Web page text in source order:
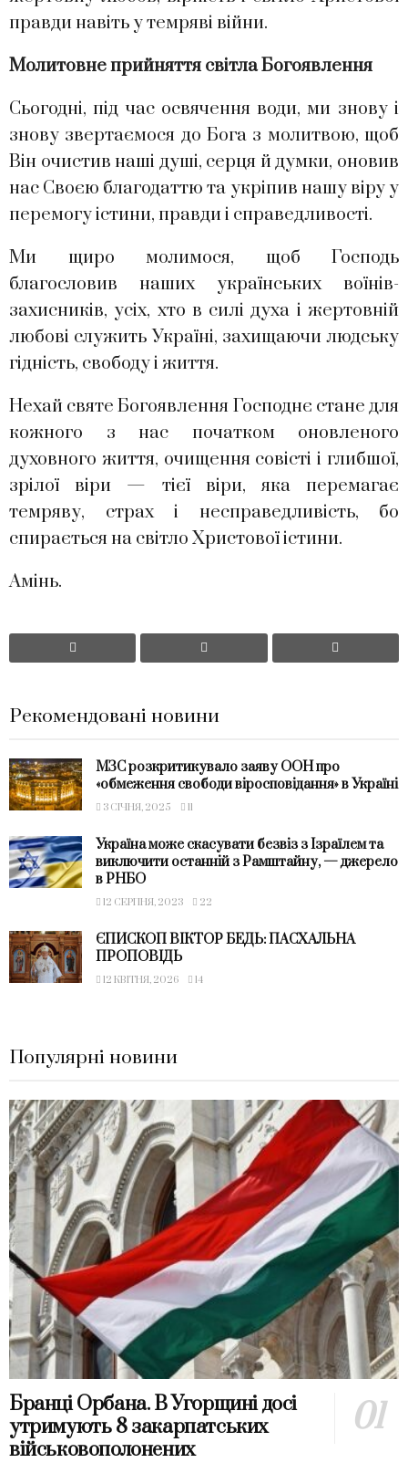
правди навіть у темряві війни.
Молитовне прийняття світла Богоявлення
Сьогодні, під час освячення води, ми знову і
знову звертаємося до Бога з молитвою, щоб
Він очистив наші душі, серця й думки, оновив
нас Своєю благодаттю та укріпив нашу віру у
перемогу істини, правди і справедливості.
Ми щиро молимося, щоб Господь
благословив наших українських воїнів-
захисників, усіх, хто в силі духа і жертовній
любові служить Україні, захищаючи людську
гідність, свободу і життя.
Нехай святе Богоявлення Господнє стане для
кожного з нас початком оновленого
духовного життя, очищення совісті і глибшої,
зрілої віри — тієї віри, яка перемагає
темряву, страх і несправедливість, бо
спирається на світло Христової істини.
Амінь.
Рекомендовані новини
МЗС розкритикувало заяву ООН про
«обмеження свободи віросповідання» в Україні
3 СІЧНЯ, 2025 11
Україна може скасувати безвіз з Ізраїлем та
виключити останній з Рамштайну, — джерело
в РНБО
12 СЕРПНЯ, 2023 22
ЄПИСКОП ВІКТОР БЕДЬ: ПАСХАЛЬНА
ПРОПОВІДЬ
12 КВІТНЯ, 2026 14
Популярні новини
Бранці Орбана. В Угорщині досі
утримують 8 закарпатських
військовополонених